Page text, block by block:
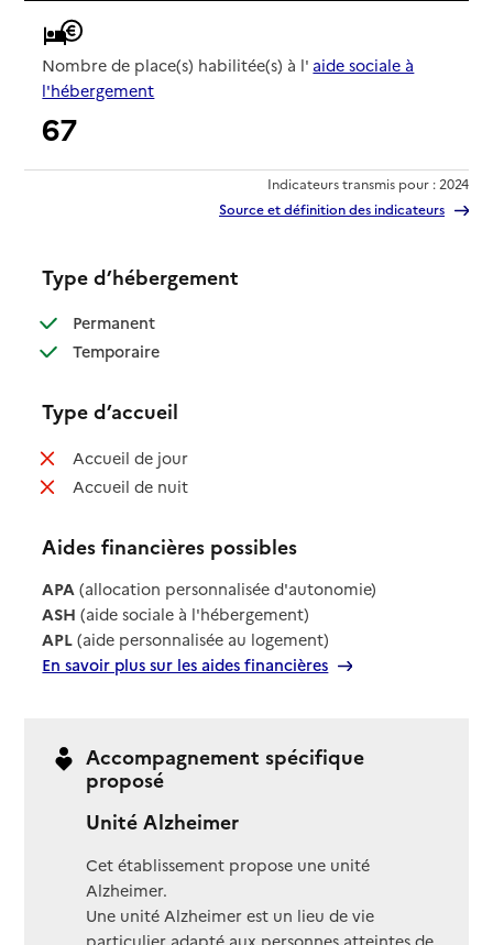
Nombre de place(s) habilitée(s) à l' aide sociale à
l'hébergement
67
Indicateurs transmis pour : 2024
Source et définition des indicateurs
Type d’hébergement
Permanent: disponible
Temporaire: disponible
Type d’accueil
Accueil de jour: non disponible
Accueil de nuit: non disponible
Aides financières possibles
APA (allocation personnalisée d'autonomie)
ASH (aide sociale à l'hébergement)
APL (aide personnalisée au logement)
En savoir plus sur les aides financières
Accompagnement spécifique
proposé
Unité Alzheimer
Cet établissement propose une unité
Alzheimer.
Une unité Alzheimer est un lieu de vie